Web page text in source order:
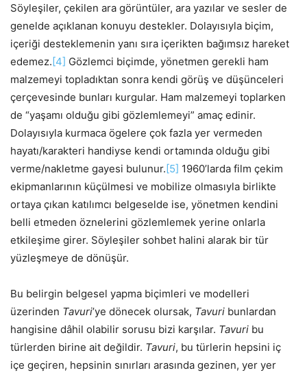
Söyleşiler, çekilen ara görüntüler, ara yazılar ve sesler de
genelde açıklanan konuyu destekler. Dolayısıyla biçim,
içeriği desteklemenin yanı sıra içerikten bağımsız hareket
edemez.[4] Gözlemci biçimde, yönetmen gerekli ham
malzemeyi topladıktan sonra kendi görüş ve düşünceleri
çerçevesinde bunları kurgular. Ham malzemeyi toplarken
de “yaşamı olduğu gibi gözlemlemeyi” amaç edinir.
Dolayısıyla kurmaca ögelere çok fazla yer vermeden
hayatı/karakteri handiyse kendi ortamında olduğu gibi
verme/nakletme gayesi bulunur.[5] 1960’larda film çekim
ekipmanlarının küçülmesi ve mobilize olmasıyla birlikte
ortaya çıkan katılımcı belgeselde ise, yönetmen kendini
belli etmeden öznelerini gözlemlemek yerine onlarla
etkileşime girer. Söyleşiler sohbet halini alarak bir tür
yüzleşmeye de dönüşür.
Bu belirgin belgesel yapma biçimleri ve modelleri
üzerinden Tavuri’ye dönecek olursak, Tavuri bunlardan
hangisine dâhil olabilir sorusu bizi karşılar. Tavuri bu
türlerden birine ait değildir. Tavuri, bu türlerin hepsini iç
içe geçiren, hepsinin sınırları arasında gezinen, yer yer